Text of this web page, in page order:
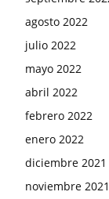
agosto 2022
julio 2022
mayo 2022
abril 2022
febrero 2022
enero 2022
diciembre 2021
noviembre 2021